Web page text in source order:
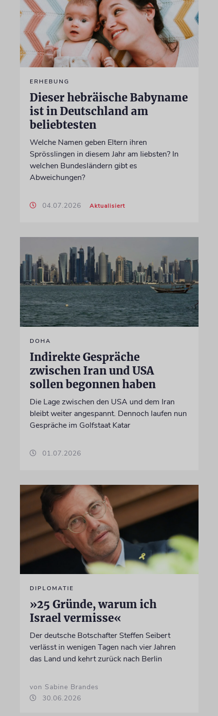
ERHEBUNG
Dieser hebräische Babyname
ist in Deutschland am
beliebtesten
Welche Namen geben Eltern ihren
Sprösslingen in diesem Jahr am liebsten? In
welchen Bundesländern gibt es
Abweichungen?
04.07.2026 Aktualisiert
DOHA
Indirekte Gespräche
zwischen Iran und USA
sollen begonnen haben
Die Lage zwischen den USA und dem Iran
bleibt weiter angespannt. Dennoch laufen nun
Gespräche im Golfstaat Katar
01.07.2026
DIPLOMATIE
»25 Gründe, warum ich
Israel vermisse«
Der deutsche Botschafter Steffen Seibert
verlässt in wenigen Tagen nach vier Jahren
das Land und kehrt zurück nach Berlin
von Sabine Brandes
30.06.2026